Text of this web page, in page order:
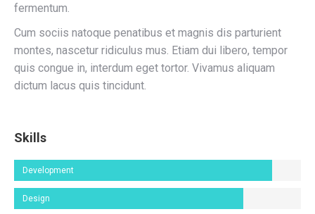
fermentum.
Cum sociis natoque penatibus et magnis dis parturient
montes, nascetur ridiculus mus. Etiam dui libero, tempor
quis congue in, interdum eget tortor. Vivamus aliquam
dictum lacus quis tincidunt.
Skills
Development
Design